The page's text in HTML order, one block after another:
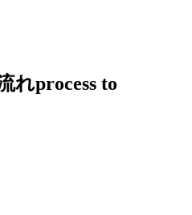
れprocess to